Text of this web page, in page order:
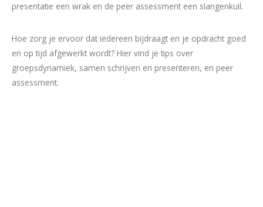
presentatie een wrak en de peer assessment een slangenkuil.
Hoe zorg je ervoor dat iedereen bijdraagt en je opdracht goed
en op tijd afgewerkt wordt? Hier vind je tips over
groepsdynamiek, samen schrijven en presenteren, en peer
assessment.